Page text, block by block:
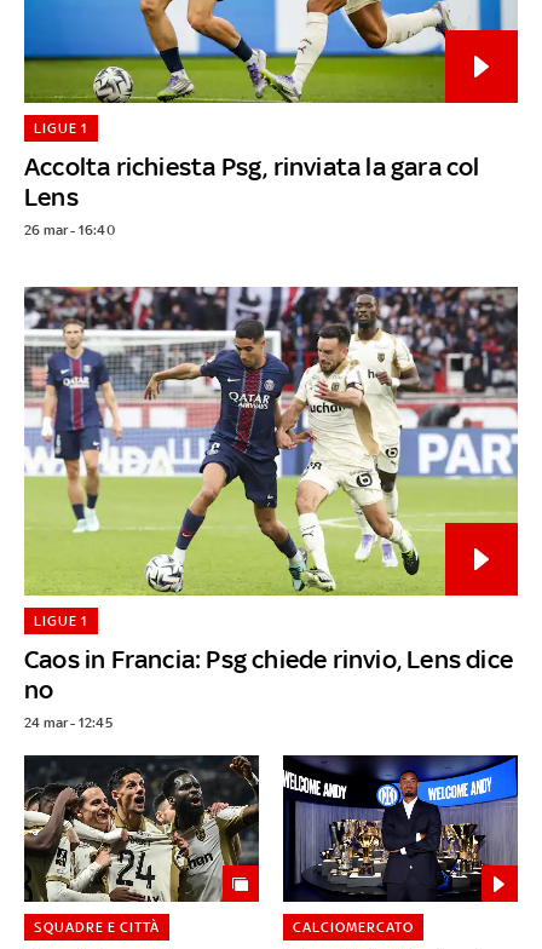
Accolta richiesta Psg, rinviata la gara col
Lens
LIGUE 1
26 mar - 16:40
Caos in Francia: Psg chiede rinvio, Lens dice
no
LIGUE 1
24 mar - 12:45
SQUADRE E CITTÀ CALCIOMERCATO